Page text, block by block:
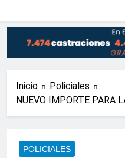
Inicio
Policiales
NUEVO IMPORTE PARA
POLICIALES